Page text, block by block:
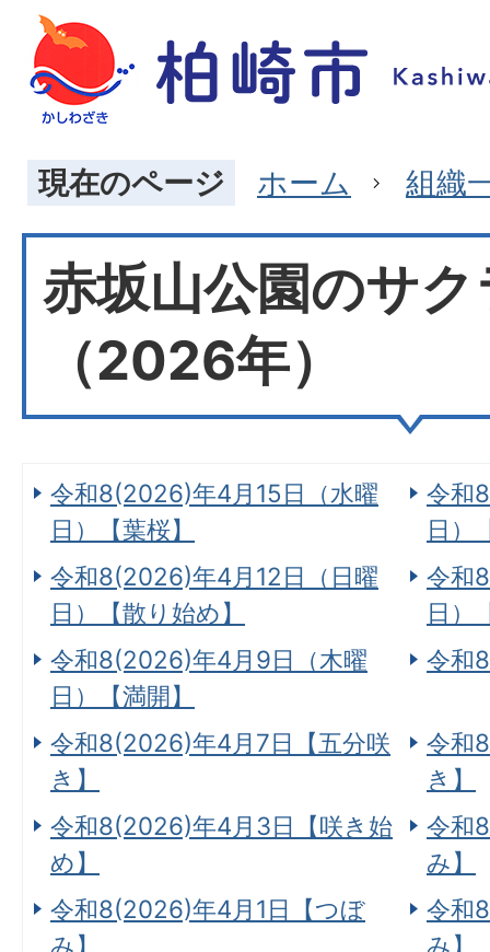
現在のページ ホーム 組織
赤坂山公園のサ
（2026年）
令和8(2026)年4月15日（水曜
日）【葉桜】
令和
日）
令和8(2026)年4月12日（日曜
日）【散り始め】
令和
日）
令和8(2026)年4月9日（木曜
日）【満開】
令和
令和8(2026)年4月7日【五分咲
き】
令和
き】
令和8(2026)年4月3日【咲き始
め】
令和
み】
令和8(2026)年4月1日【つぼ
み】
令和
み】